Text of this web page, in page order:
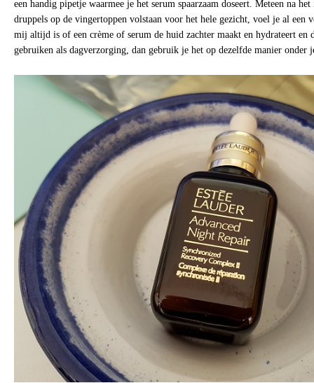
een handig pipetje waarmee je het serum spaarzaam doseert. Meteen na het
druppels op de vingertoppen volstaan voor het hele gezicht, voel je al een
mij altijd is of een crème of serum de huid zachter maakt en hydrateert en
gebruiken als dagverzorging, dan gebruik je het op dezelfde manier onder